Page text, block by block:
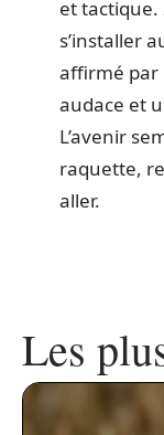
et tactique.
s’installer
affirmé par
audace et
L’avenir
raquette,
aller.
Les